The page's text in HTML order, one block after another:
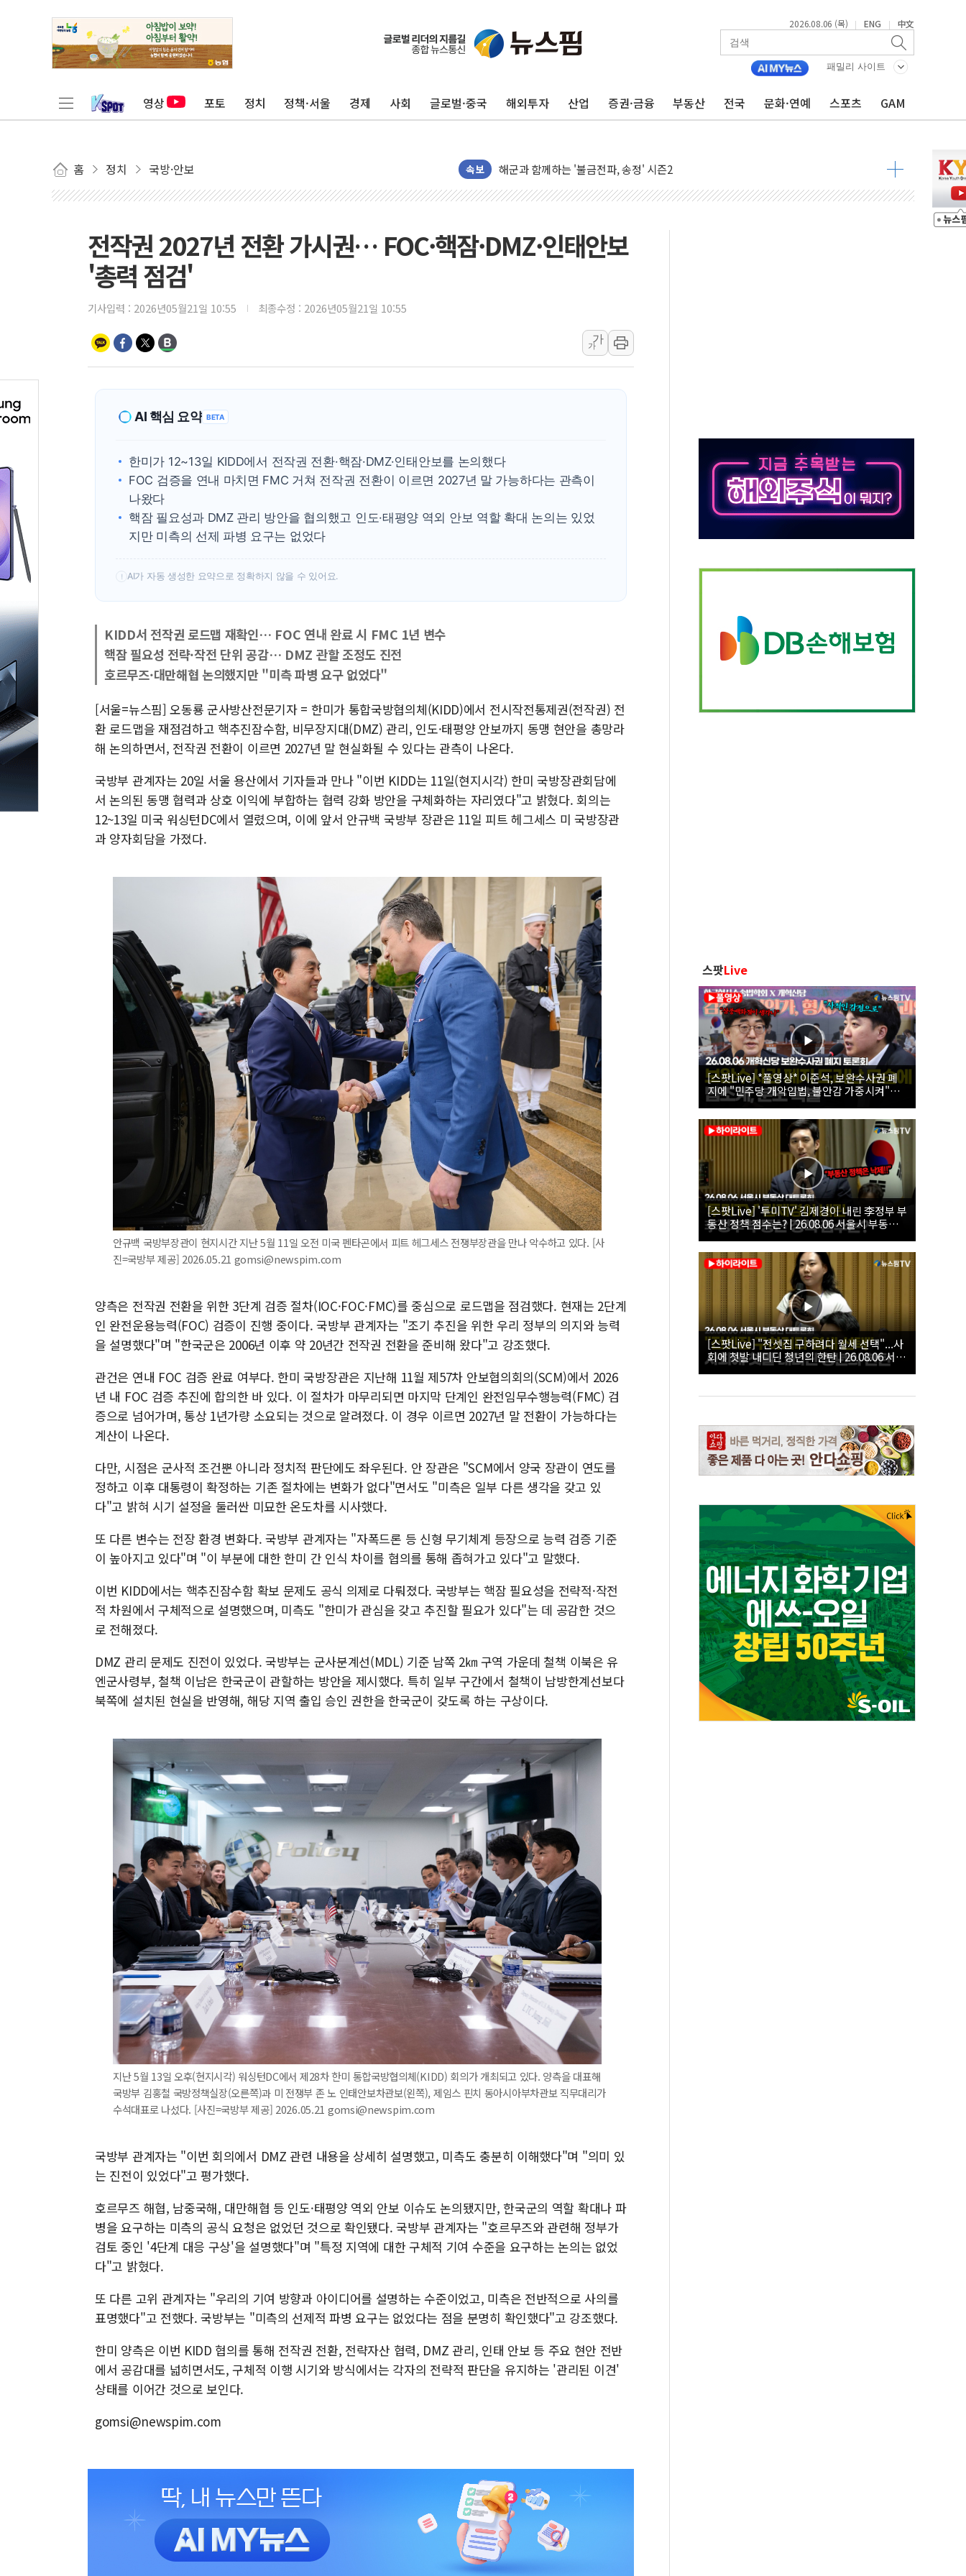
2026.08.06 (목) | ENG | 中文
패밀리 사이트
영상 포토 정치 정책·서울 경제 사회 글로벌·중국 해외투자 산업 증권·금융 부동산 전국 문화·연예 스포츠 GAM
홈 정치 국방·안보 속보
주한미군 "오산기지 누출, 백린 아닌 무해한 표면 부식 물질"
구미 폐염산처리업체서 불 2시간30여분만에 진화...외국인 노동자 숨져
강원도 폭염특보 11일째…온열질환·가축 피해 최소화 '총력 대응'
[코인 시황] 비트코인, ETF 자금 유입에도 박스권…美 암호화폐 법안 처리 여부도 변수
강원·전라권 폭염중대경보 확대…온열질환자 2665명·사망 23명
빚투·레버리지 줄었지만, 반도체 두 종목에 코스피 '휘청'
법원, '관저 이전 봐주기 감사' 유병호 구속적부심 기각
성폭력 피해자 보호단체, 경찰수사개혁위에 보완수사권 폐지 우려 전달
제천 바이오밸리 공장 옥상서 불…30여분 만에 진화
개혁신당 "민주, '盧 수사' 악연으로 형사사법 틀 바꿔…국민 불안감 가중"
CJ온스타일, 2분기 영업익 260억원…전년 比 21.2%↑
전작권 2027년 전환 가시권… FOC·핵잠·DMZ·인태안보
'총력 점검'
기사입력 : 2026년05월21일 10:55 최종수정 : 2026년05월21일 10:55
가
가
AI 핵심 요약 BETA
한미가 12~13일 KIDD에서 전작권 전환·핵잠·DMZ·인태안보를 논의했다
FOC 검증을 연내 마치면 FMC 거쳐 전작권 전환이 이르면 2027년 말 가능하다는 관측이
나왔다
핵잠 필요성과 DMZ 관리 방안을 협의했고 인도·태평양 역외 안보 역할 확대 논의는 있었
지만 미측의 선제 파병 요구는 없었다
! AI가 자동 생성한 요약으로 정확하지 않을 수 있어요.
KIDD서 전작권 로드맵 재확인… FOC 연내 완료 시 FMC 1년 변수
핵잠 필요성 전략·작전 단위 공감… DMZ 관할 조정도 진전
호르무즈·대만해협 논의했지만 "미측 파병 요구 없었다"
[서울=뉴스핌] 오동룡 군사방산전문기자 = 한미가 통합국방협의체(KIDD)에서 전시작전통제권(전작권) 전
환 로드맵을 재점검하고 핵추진잠수함, 비무장지대(DMZ) 관리, 인도·태평양 안보까지 동맹 현안을 총망라
해 논의하면서, 전작권 전환이 이르면 2027년 말 현실화될 수 있다는 관측이 나온다.
국방부 관계자는 20일 서울 용산에서 기자들과 만나 "이번 KIDD는 11일(현지시각) 한미 국방장관회담에
서 논의된 동맹 협력과 상호 이익에 부합하는 협력 강화 방안을 구체화하는 자리였다"고 밝혔다. 회의는
12~13일 미국 워싱턴DC에서 열렸으며, 이에 앞서 안규백 국방부 장관은 11일 피트 헤그세스 미 국방장관
과 양자회담을 가졌다.
안규백 국방부장관이 현지시간 지난 5월 11일 오전 미국 펜타곤에서 피트 헤그세스 전쟁부장관을 만나 악수하고 있다. [사
진=국방부 제공] 2026.05.21 gomsi@newspim.com
양측은 전작권 전환을 위한 3단계 검증 절차(IOC·FOC·FMC)를 중심으로 로드맵을 점검했다. 현재는 2단계
인 완전운용능력(FOC) 검증이 진행 중이다. 국방부 관계자는 "조기 추진을 위한 우리 정부의 의지와 능력
을 설명했다"며 "한국군은 2006년 이후 약 20년간 전작권 전환을 준비해 왔다"고 강조했다.
관건은 연내 FOC 검증 완료 여부다. 한미 국방장관은 지난해 11월 제57차 안보협의회의(SCM)에서 2026
년 내 FOC 검증 추진에 합의한 바 있다. 이 절차가 마무리되면 마지막 단계인 완전임무수행능력(FMC) 검
증으로 넘어가며, 통상 1년가량 소요되는 것으로 알려졌다. 이 경우 이르면 2027년 말 전환이 가능하다는
계산이 나온다.
다만, 시점은 군사적 조건뿐 아니라 정치적 판단에도 좌우된다. 안 장관은 "SCM에서 양국 장관이 연도를
정하고 이후 대통령이 확정하는 기존 절차에는 변화가 없다"면서도 "미측은 일부 다른 생각을 갖고 있
다"고 밝혀 시기 설정을 둘러싼 미묘한 온도차를 시사했다.
또 다른 변수는 전장 환경 변화다. 국방부 관계자는 "자폭드론 등 신형 무기체계 등장으로 능력 검증 기준
이 높아지고 있다"며 "이 부분에 대한 한미 간 인식 차이를 협의를 통해 좁혀가고 있다"고 말했다.
이번 KIDD에서는 핵추진잠수함 확보 문제도 공식 의제로 다뤄졌다. 국방부는 핵잠 필요성을 전략적·작전
적 차원에서 구체적으로 설명했으며, 미측도 "한미가 관심을 갖고 추진할 필요가 있다"는 데 공감한 것으
로 전해졌다.
DMZ 관리 문제도 진전이 있었다. 국방부는 군사분계선(MDL) 기준 남쪽 2㎞ 구역 가운데 철책 이북은 유
엔군사령부, 철책 이남은 한국군이 관할하는 방안을 제시했다. 특히 일부 구간에서 철책이 남방한계선보다
북쪽에 설치된 현실을 반영해, 해당 지역 출입 승인 권한을 한국군이 갖도록 하는 구상이다.
지난 5월 13일 오후(현지시각) 워싱턴DC에서 제28차 한미 통합국방협의체(KIDD) 회의가 개최되고 있다. 양측을 대표해
국방부 김홍철 국방정책실장(오른쪽)과 미 전쟁부 존 노 인태안보차관보(왼쪽), 제임스 핀치 동아시아부차관보 직무대리가
수석대표로 나섰다. [사진=국방부 제공] 2026.05.21 gomsi@newspim.com
국방부 관계자는 "이번 회의에서 DMZ 관련 내용을 상세히 설명했고, 미측도 충분히 이해했다"며 "의미 있
는 진전이 있었다"고 평가했다.
호르무즈 해협, 남중국해, 대만해협 등 인도·태평양 역외 안보 이슈도 논의됐지만, 한국군의 역할 확대나 파
병을 요구하는 미측의 공식 요청은 없었던 것으로 확인됐다. 국방부 관계자는 "호르무즈와 관련해 정부가
검토 중인 '4단계 대응 구상'을 설명했다"며 "특정 지역에 대한 구체적 기여 수준을 요구하는 논의는 없었
다"고 밝혔다.
또 다른 고위 관계자는 "우리의 기여 방향과 아이디어를 설명하는 수준이었고, 미측은 전반적으로 사의를
표명했다"고 전했다. 국방부는 "미측의 선제적 파병 요구는 없었다는 점을 분명히 확인했다"고 강조했다.
한미 양측은 이번 KIDD 협의를 통해 전작권 전환, 전략자산 협력, DMZ 관리, 인태 안보 등 주요 현안 전반
에서 공감대를 넓히면서도, 구체적 이행 시기와 방식에서는 각자의 전략적 판단을 유지하는 '관리된 이견'
상태를 이어간 것으로 보인다.
gomsi@newspim.com
스팟Live
[스팟Live] *풀영상* 이준석, 보완수사권 폐
지에 "민주당 개악입법, 불안감 가중시켜"｜
26.08.06 개혁신당 보완수사권 폐지 토론회
[스팟Live] '투미TV' 김제경이 내린 李정부 부
동산 정책 점수는? | 26.08.06 서울시 부동산
대토론회
[스팟Live] "전셋집 구하려다 월세 선택"...사
회에 첫발 내디딘 청년의 한탄 | 26.08.06 서울
시 부동산 대토론회